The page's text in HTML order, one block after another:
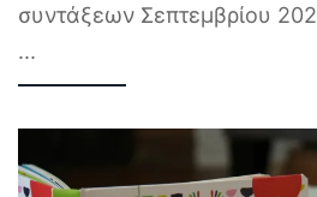
συντάξεων Σεπτεμβρίου
...